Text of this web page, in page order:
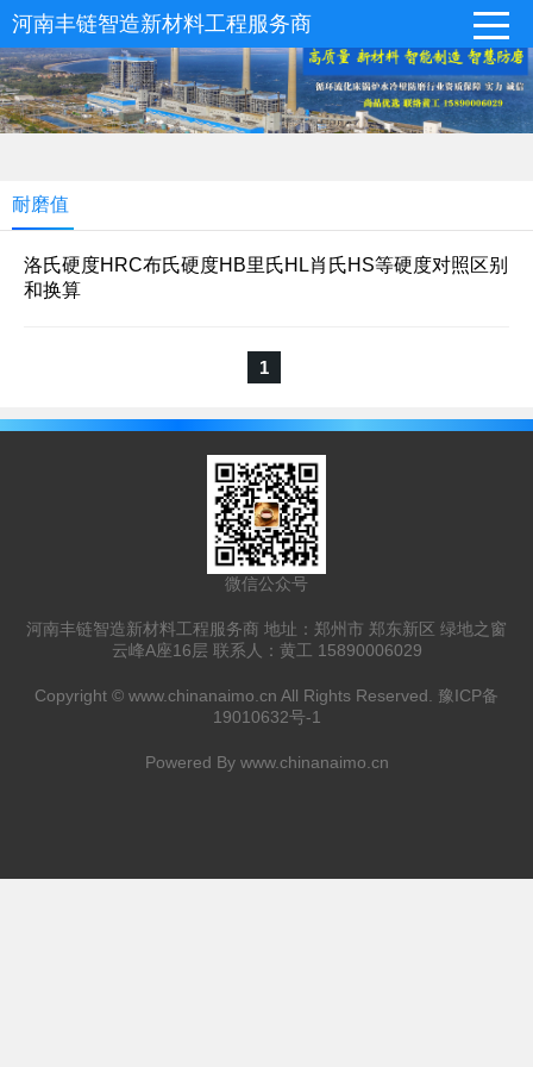
河南丰链智造新材料工程服务商
耐磨值
洛氏硬度HRC布氏硬度HB里氏HL肖氏HS等硬度对照区别
和换算
1
微信公众号
河南丰链智造新材料工程服务商 地址：郑州市 郑东新区 绿地之窗
云峰A座16层 联系人：黄工 15890006029
Copyright © www.chinanaimo.cn All Rights Reserved. 豫ICP备
19010632号-1
Powered By www.chinanaimo.cn